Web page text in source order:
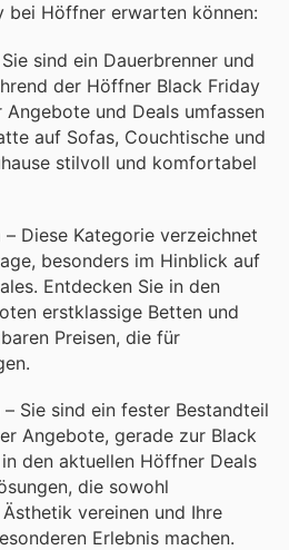
bei Höffner erwarten können:
sind ein Dauerbrenner und
der Höffner Black Friday
und Deals umfassen
auf Sofas, Couchtische und
stilvoll und komfortabel
– Diese Kategorie verzeichnet
besonders im Hinblick auf
Entdecken Sie in den
erstklassige Betten und
Preisen, die für
– Sie sind ein fester Bestandteil
Angebote, gerade zur Black
den aktuellen Höffner Deals
die sowohl
vereinen und Ihre
Erlebnis machen.